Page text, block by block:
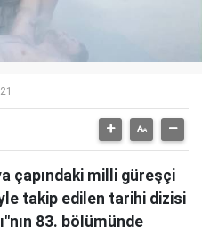
çapındaki milli güreşçi
takip edilen tarihi dizisi
83. bölümünde